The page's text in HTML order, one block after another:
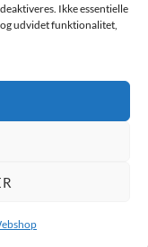
Ikke essentielle
udvidet funktionalitet,
Persondatapolitik
ApS